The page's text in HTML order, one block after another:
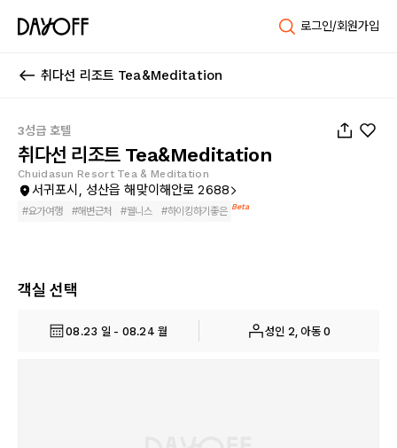
로그인/회원가입
취다선 리조트 Tea&Meditation
3성급 호텔
취다선 리조트 Tea&Meditation
Chuidasun Resort Tea & Meditation
서귀포시, 성산읍 해맞이해안로 2688
#요가여행 #해변근처 #웰니스 #하이킹하기좋은 Beta
객실 선택
08.23 일 - 08.24 월 성인 2, 아동 0